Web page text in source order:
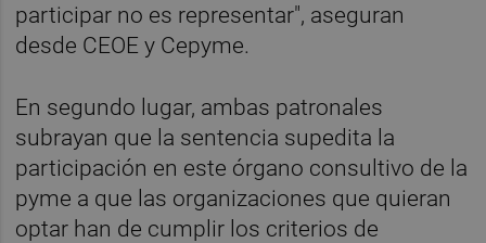
participar no es representar", aseguran
desde CEOE y Cepyme.
En segundo lugar, ambas patronales
subrayan que la sentencia supedita la
participación en este órgano consultivo de la
pyme a que las organizaciones que quieran
optar han de cumplir los criterios de